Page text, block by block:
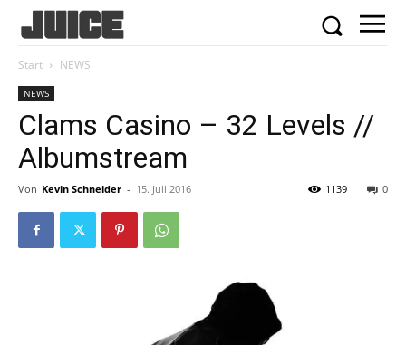
Start NEWS
NEWS
Clams Casino – 32 Levels //
Albumstream
Von Kevin Schneider - 15. Juli 2016 0
1139